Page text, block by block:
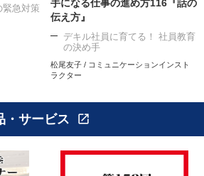
急対策
手になる仕事の進め方116『話の
伝え方』
デキル社員に育てる！ 社員教育
の決め手
松尾友子 / コミュニケーションインスト
ラクター
・サービス open_in_new